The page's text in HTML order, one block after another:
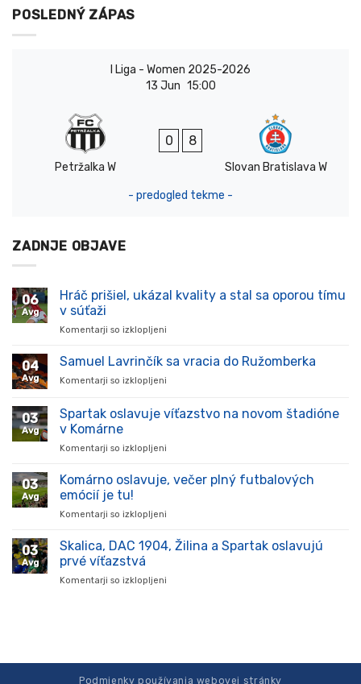
POSLEDNÝ ZÁPAS
I Liga - Women 2025-2026
13 Jun 15:00
Petržalka W
0 8
Slovan Bratislava W
- predogled tekme -
ZADNJE OBJAVE
06
Avg
Hráč prišiel, ukázal kvality a stal sa oporou tímu
v súťaži
Komentarji so izklopljeni
prišiel,
stal
súťaži
04
Avg
Samuel Lavrinčík sa vracia do Ružomberka
Komentarji so izklopljeni
Lavrinčík
03
Avg
Spartak oslavuje víťazstvo na novom štadióne
v Komárne
Komentarji so izklopljeni
oslavuje
v
03
Avg
Komárno oslavuje, večer plný futbalových
emócií je tu!
Komentarji so izklopljeni
oslavuje,
03
Avg
Skalica, DAC 1904, Žilina a Spartak oslavujú
prvé víťazstvá
Komentarji so izklopljeni
Spartak
oslavujú
Podmienky používania webovej stránky